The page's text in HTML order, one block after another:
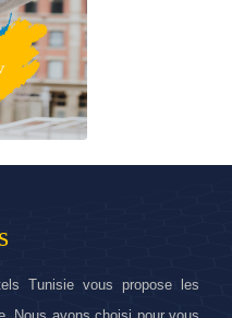
Tunisie vous propose les